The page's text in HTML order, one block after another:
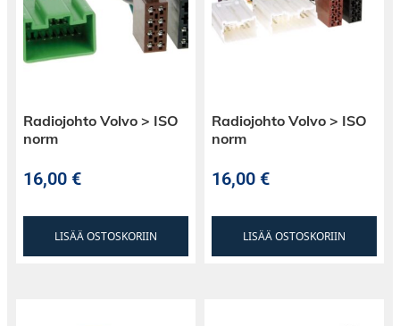
Radiojohto Volvo > ISO
norm
16,00€
LISÄÄ OSTOSKORIIN
Radiojohto Volvo > ISO
norm
16,00€
LISÄÄ OSTOSKORIIN